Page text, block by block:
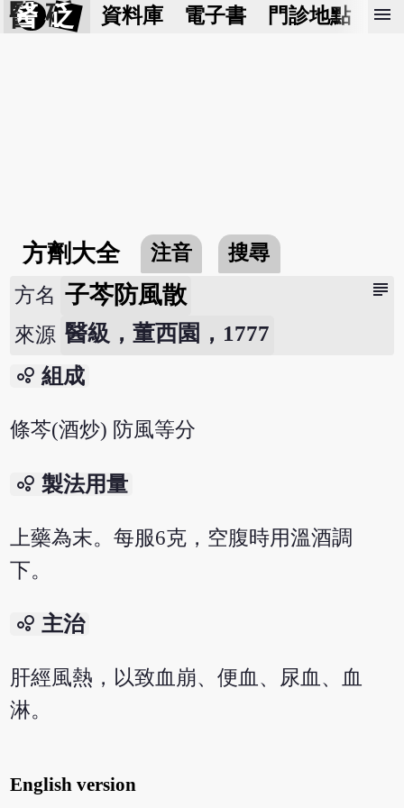
醫 砭 資料庫 電子書 門診地點 預
menu
方劑大全 注音 搜尋
subject
方名 子芩防風散
來源 醫級，董西園，1777
bubble_chart 組成
條芩(酒炒) 防風等分
bubble_chart 製法用量
上藥為末。每服6克，空腹時用溫酒調
下。
bubble_chart 主治
肝經風熱，以致血崩、便血、尿血、血
淋。
English version